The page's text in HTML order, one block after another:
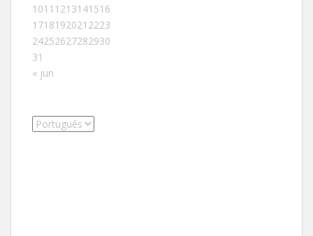
1011 1213141516
1718192021 2223
24252627282930
31
« jun
Escolha